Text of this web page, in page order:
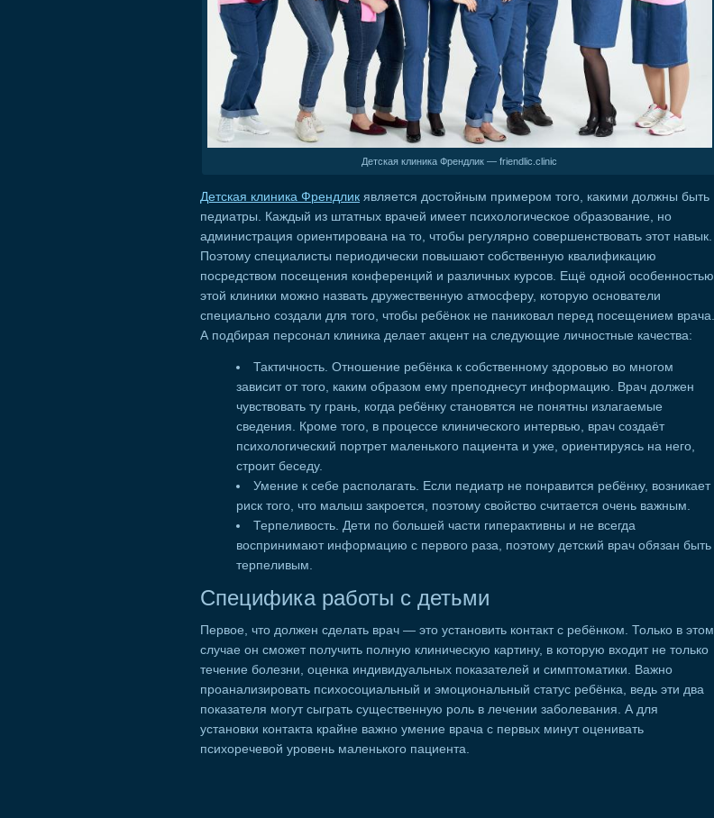
Детская клиника Френдлик — friendlic.clinic
Детская клиника Френдлик является достойным примером того, какими должны быть
педиатры. Каждый из штатных врачей имеет психологическое образование, но
администрация ориентирована на то, чтобы регулярно совершенствовать этот навык.
Поэтому специалисты периодически повышают собственную квалификацию
посредством посещения конференций и различных курсов. Ещё одной особенностью
этой клиники можно назвать дружественную атмосферу, которую основатели
специально создали для того, чтобы ребёнок не паниковал перед посещением врача.
А подбирая персонал клиника делает акцент на следующие личностные качества:
Тактичность. Отношение ребёнка к собственному здоровью во многом
зависит от того, каким образом ему преподнесут информацию. Врач должен
чувствовать ту грань, когда ребёнку становятся не понятны излагаемые
сведения. Кроме того, в процессе клинического интервью, врач создаёт
психологический портрет маленького пациента и уже, ориентируясь на него,
строит беседу.
Умение к себе располагать. Если педиатр не понравится ребёнку, возникает
риск того, что малыш закроется, поэтому свойство считается очень важным.
Терпеливость. Дети по большей части гиперактивны и не всегда
воспринимают информацию с первого раза, поэтому детский врач обязан быть
терпеливым.
Специфика работы с детьми
Первое, что должен сделать врач — это установить контакт с ребёнком. Только в этом
случае он сможет получить полную клиническую картину, в которую входит не только
течение болезни, оценка индивидуальных показателей и симптоматики. Важно
проанализировать психосоциальный и эмоциональный статус ребёнка, ведь эти два
показателя могут сыграть существенную роль в лечении заболевания. А для
установки контакта крайне важно умение врача с первых минут оценивать
психоречевой уровень маленького пациента.